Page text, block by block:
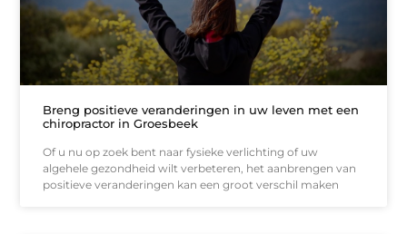
Breng positieve veranderingen in uw leven met een
chiropractor in Groesbeek
Of u nu op zoek bent naar fysieke verlichting of uw
algehele gezondheid wilt verbeteren, het aanbrengen van
positieve veranderingen kan een groot verschil maken